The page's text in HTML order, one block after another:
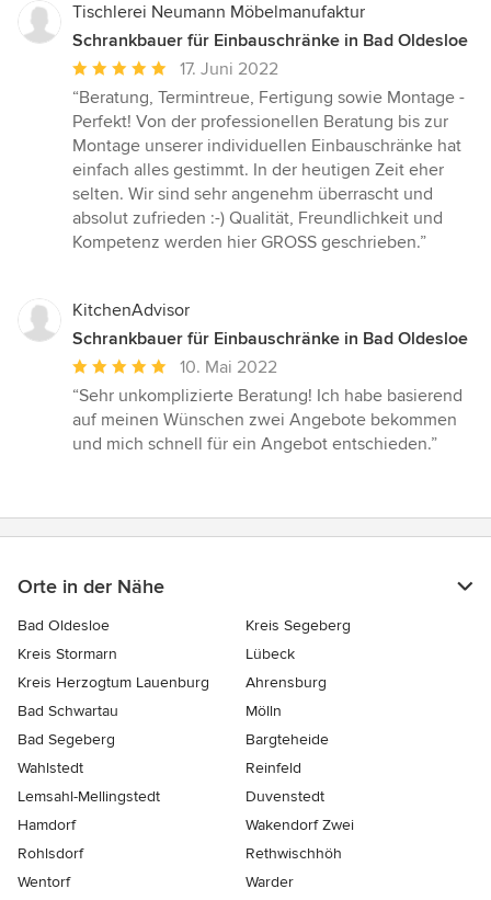
Tischlerei Neumann Möbelmanufaktur
Schrankbauer für Einbauschränke in Bad Oldesloe
Durchschnittliche
Bewertung:
5
von
5
Sternen
17. Juni 2022
“Beratung, Termintreue, Fertigung sowie Montage -
Perfekt! Von der professionellen Beratung bis zur
Montage unserer individuellen Einbauschränke hat
einfach alles gestimmt. In der heutigen Zeit eher
selten. Wir sind sehr angenehm überrascht und
absolut zufrieden :-) Qualität, Freundlichkeit und
Kompetenz werden hier GROSS geschrieben.”
KitchenAdvisor
Schrankbauer für Einbauschränke in Bad Oldesloe
Durchschnittliche
Bewertung:
5
von
10. Mai 2022
“Sehr unkomplizierte Beratung! Ich habe basierend
auf meinen Wünschen zwei Angebote bekommen
und mich schnell für ein Angebot entschieden.”
Orte in der Nähe
Bad Oldesloe
Kreis Segeberg
Kreis Stormarn
Lübeck
Kreis Herzogtum Lauenburg
Ahrensburg
Bad Schwartau
Mölln
Bad Segeberg
Bargteheide
Wahlstedt
Reinfeld
Lemsahl-Mellingstedt
Duvenstedt
Hamdorf
Wakendorf Zwei
Rohlsdorf
Rethwischhöh
Wentorf
Warder